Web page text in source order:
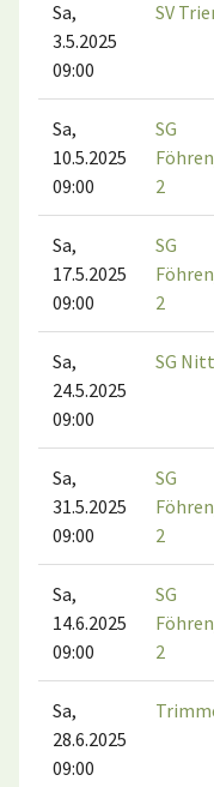
Sa,
3.5.2025
09:00
SV
Sa,
10.5.2025
09:00
SG
2
Sa,
17.5.2025
09:00
SG
2
Sa,
24.5.2025
09:00
SG
Sa,
31.5.2025
09:00
SG
2
Sa,
14.6.2025
09:00
SG
2
Sa,
28.6.2025
09:00